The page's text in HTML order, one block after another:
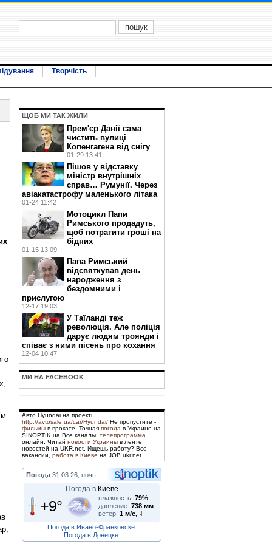
Творчість
ЩОБ МИ ТАК ЖИЛИ
Прем'єр Данії сама
чистить вулиці
Копенгагена від снігу
01-29 13:41
Пішов у відставку
міністр внутрішніх
справ… Румунії. Через
авіакатастрофу маленького літака
01-24 11:42
Мотоцикл Папи
Римського продадуть,
щоб потратити гроші на
бідних
01-15 13:09
Папа Римський
відсвяткував день
народження з
бездомними і
прислугою
12-17 19:03
У Таїланді теж
революція. Але поліція
дарує людям троянди і
співає з ними пісень про кохання
12-04 10:47
МИ НА FACEBOOK
Авто Hyundai на проекті
http://avtosale.ua/car/Hyundai/ Не пропустите -
фильмы в прокате! Точная погода в Украине на
SINOPTIK.ua Все каналы: телепрограмма
онлайн. Читай новости Украины в ленте
новостей на UKR.net. Ищешь работу? Все
вакансии, работа в Киеве на JOB.ukr.net.
Погода 31.03.26, ночь
Погода в Киеве
+9° влажность: 79%
давление: 738 мм
ветер: 1 м/с,
Погода в Ивано-Франковске
Погода в Донецке